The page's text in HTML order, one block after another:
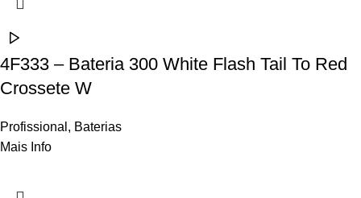
4F333 – Bateria 300 White Flash Tail To Red
Crossete W
Profissional , Baterias
Mais Info